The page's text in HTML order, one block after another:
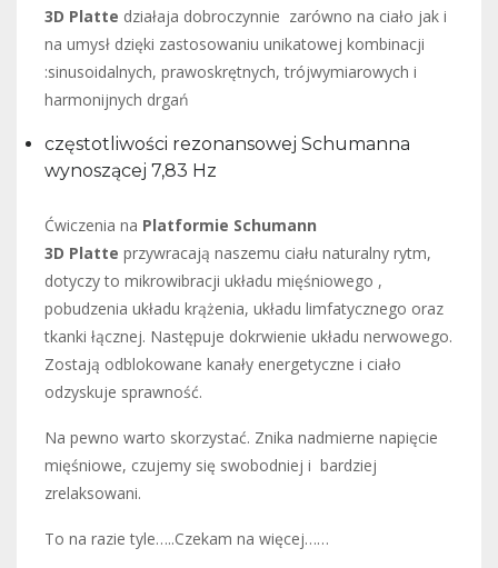
3D Platte działaja dobroczynnie zarówno na ciało jak i
na umysł dzięki zastosowaniu unikatowej kombinacji
:sinusoidalnych, prawoskrętnych, trójwymiarowych i
harmonijnych drgań
częstotliwości rezonansowej Schumanna
wynoszącej 7,83 Hz
Ćwiczenia na Platformie Schumann
3D Platte przywracają naszemu ciału naturalny rytm,
dotyczy to mikrowibracji układu mięśniowego ,
pobudzenia układu krążenia, układu limfatycznego oraz
tkanki łącznej. Następuje dokrwienie układu nerwowego.
Zostają odblokowane kanały energetyczne i ciało
odzyskuje sprawność.
Na pewno warto skorzystać. Znika nadmierne napięcie
mięśniowe, czujemy się swobodniej i bardziej
zrelaksowani.
To na razie tyle…..Czekam na więcej……